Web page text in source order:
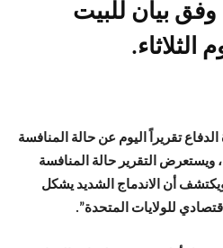
وفق بيان للبيت
الثلاثاء.
تقريراً اليوم عن حالة المنافسة
ويستعرض التقرير حالة المنافسة
أن الاندماج الشديد يشكل
للولايات المتحدة”.